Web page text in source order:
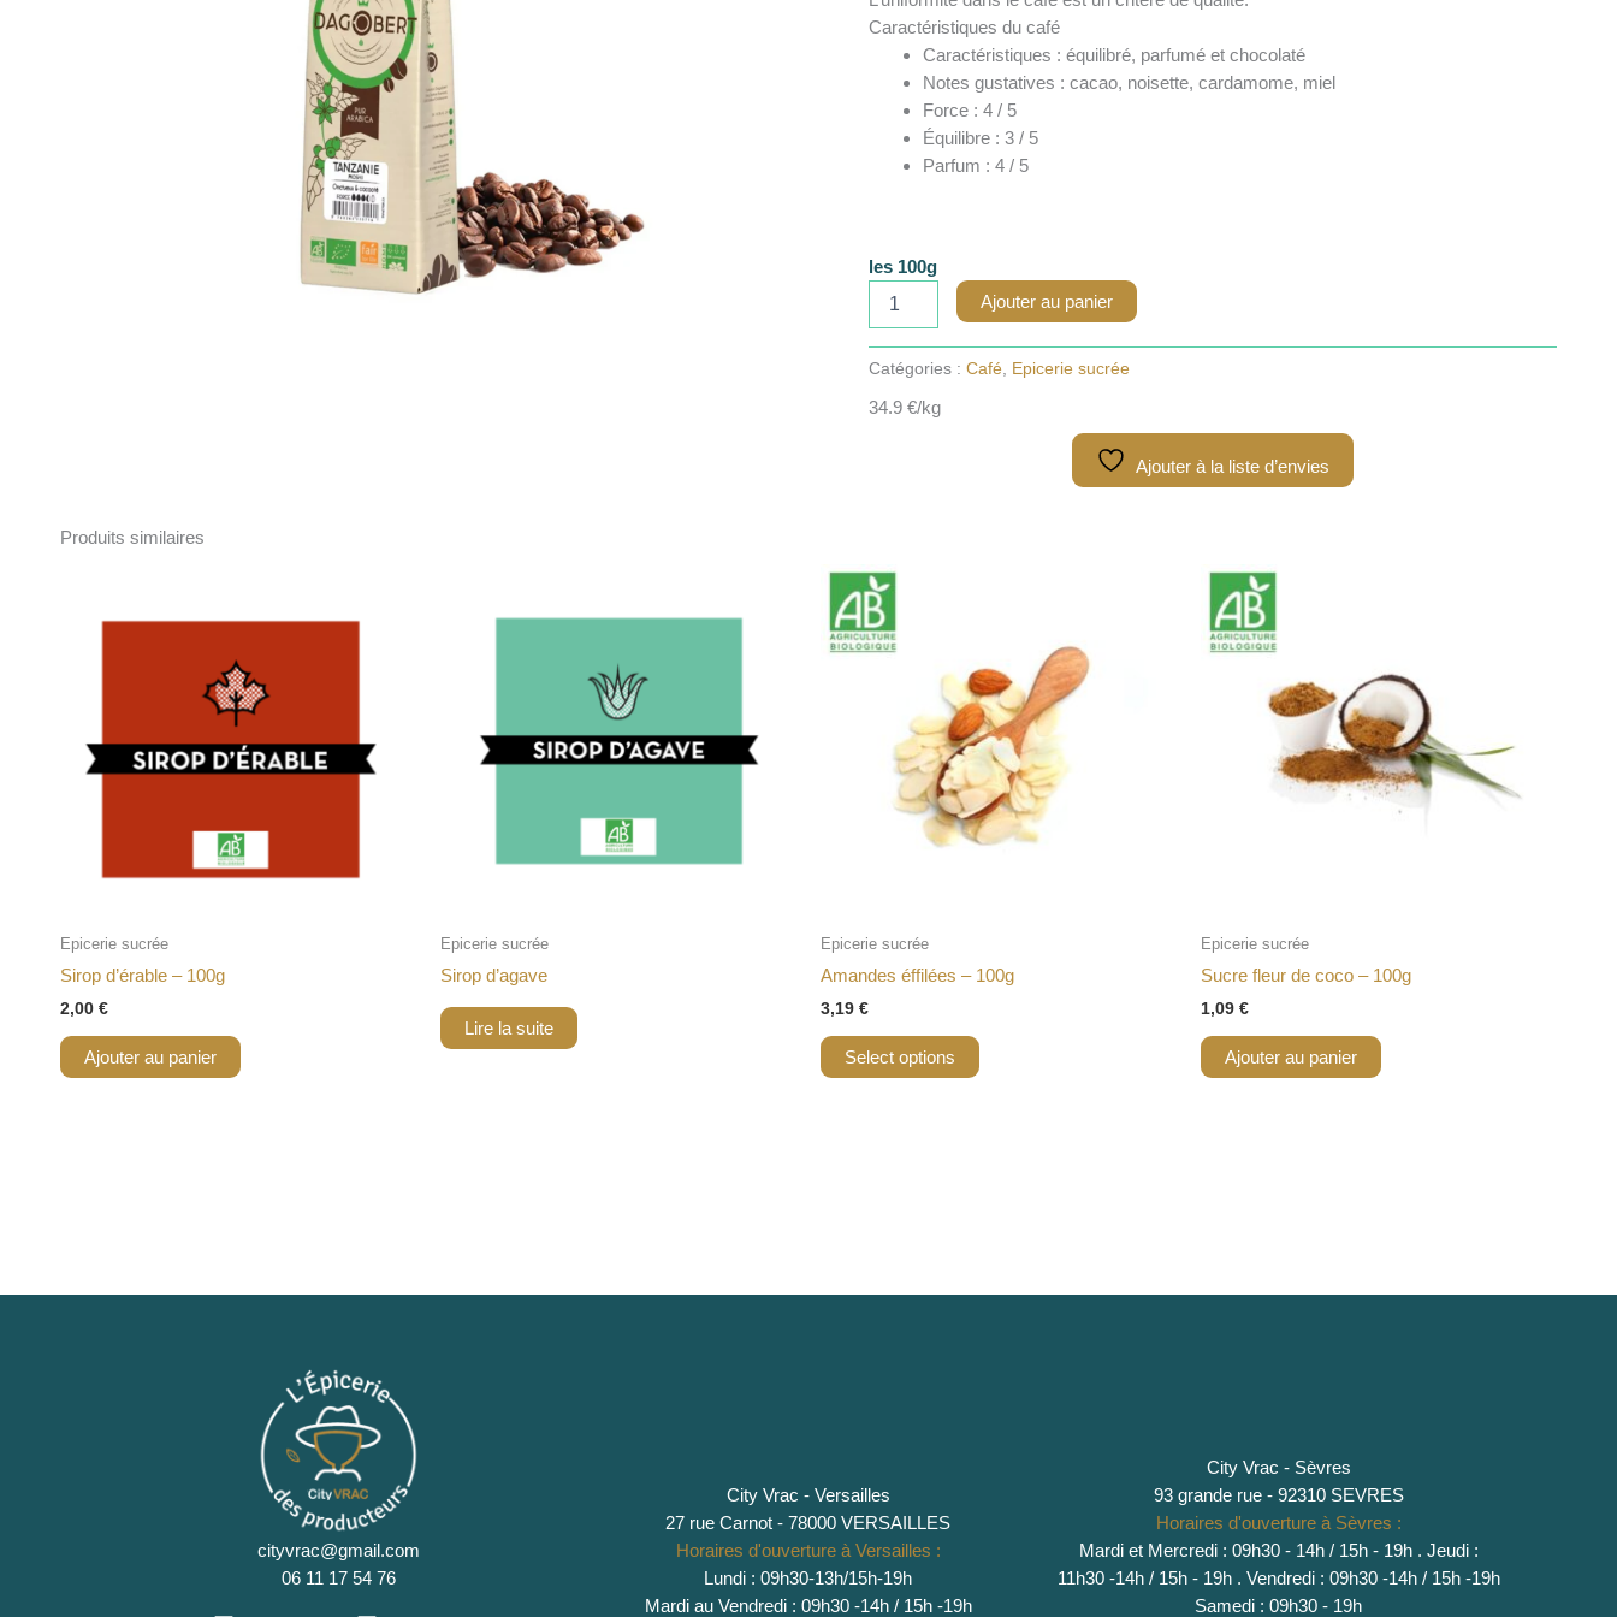
Caractéristiques du café
Caractéristiques : équilibré, parfumé et chocolaté
Notes gustatives : cacao, noisette, cardamome, miel
Force : 4 / 5
Équilibre : 3 / 5
Parfum : 4 / 5
les 100g
Tanzanie
100g
Ajouter au panier
Catégories : Café, Epicerie sucrée
34.9 €/kg
Ajouter à la liste d’envies
Produits similaires
Epicerie sucrée
Sirop d’érable – 100g
2,00 €
Ajouter au panier
Epicerie sucrée
Sirop d’agave
Lire la suite
Epicerie sucrée
Amandes éffilées – 100g
3,19 €
Select options
Epicerie sucrée
Sucre fleur de coco – 100g
1,09 €
Ajouter au panier
cityvrac@gmail.com
06 11 17 54 76
City Vrac - Versailles
27 rue Carnot - 78000 VERSAILLES
Horaires d'ouverture à Versailles :
Lundi : 09h30-13h/15h-19h
Mardi au Vendredi : 09h30 -14h / 15h -19h
City Vrac - Sèvres
93 grande rue - 92310 SEVRES
Horaires d'ouverture à Sèvres :
Mardi et Mercredi : 09h30 - 14h / 15h - 19h . Jeudi :
11h30 -14h / 15h - 19h . Vendredi : 09h30 -14h / 15h -19h
Samedi : 09h30 - 19h